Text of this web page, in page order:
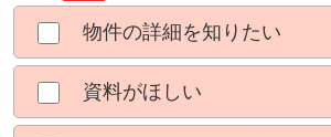
物件の詳細を知りたい
資料がほしい